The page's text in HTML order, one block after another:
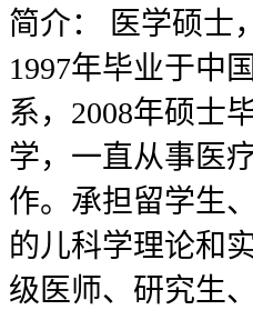
简介：
医学硕士
1997年毕业于中
系，2008年硕士
学，一直从事医
作。承担留学生
的儿科学理论和
级医师、研究生